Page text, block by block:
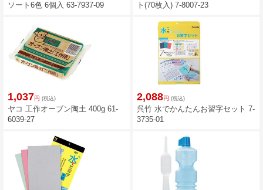
ソート6色 6個入 63-7937-09
ト(70枚入) 7-8007-23
1,037円 (税込)
ヤコ 工作オーブン陶土 400g 61-
6039-27
2,088円 (税込)
呉竹 水でかんたんお習字セット 7-
3735-01